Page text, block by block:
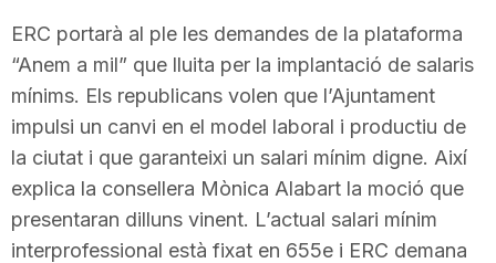
ERC portarà al ple les demandes de la plataforma
“Anem a mil” que lluita per la implantació de salaris
mínims. Els republicans volen que l’Ajuntament
impulsi un canvi en el model laboral i productiu de
la ciutat i que garanteixi un salari mínim digne. Així
explica la consellera Mònica Alabart la moció que
presentaran dilluns vinent. L’actual salari mínim
interprofessional està fixat en 655e i ERC demana